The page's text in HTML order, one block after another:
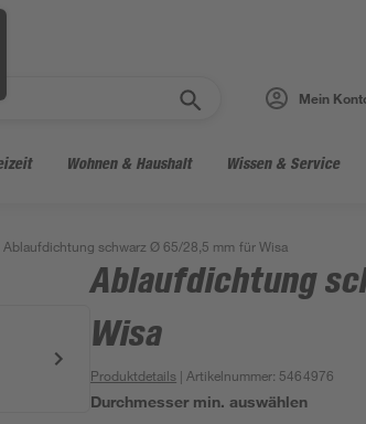
Mein
Wohnen & Haushalt Wissen & Service
Ablaufdichtung schwarz Ø 65/28,5 mm für Wisa
Ablaufdichtung
Wisa
Produktdetails | Artikelnummer: 5464976
Durchmesser min. auswählen